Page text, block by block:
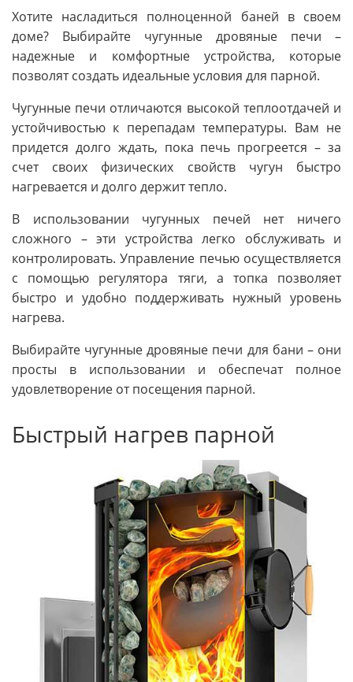
Хотите насладиться полноценной баней в своем
доме? Выбирайте чугунные дровяные печи –
надежные и комфортные устройства, которые
позволят создать идеальные условия для парной.
Чугунные печи отличаются высокой теплоотдачей и
устойчивостью к перепадам температуры. Вам не
придется долго ждать, пока печь прогреется – за
счет своих физических свойств чугун быстро
нагревается и долго держит тепло.
В использовании чугунных печей нет ничего
сложного – эти устройства легко обслуживать и
контролировать. Управление печью осуществляется
с помощью регулятора тяги, а топка позволяет
быстро и удобно поддерживать нужный уровень
нагрева.
Выбирайте чугунные дровяные печи для бани – они
просты в использовании и обеспечат полное
удовлетворение от посещения парной.
Быстрый нагрев парной